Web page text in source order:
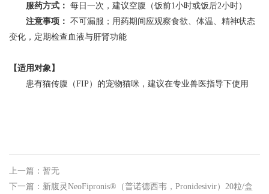
服药方式： 每日一次，建议空腹（饭前1小时或饭后2小时）
注意事项： 不可漏服；用药期间应观察食欲、体温、精神状态
变化，定期检查血液与肝肾功能
【适用对象】
患有猫传腹（FIP）的宠物猫咪，建议在专业兽医指导下使用
上一篇：暂无
下一篇：新腹灵NeoFipronis®（普诺德西韦，Pronidesivir）20粒/盒